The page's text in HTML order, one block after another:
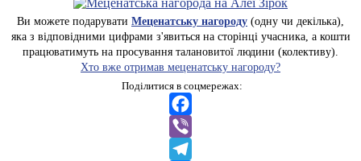
Ви можете подарувати Меценатську нагороду (одну чи декілька),
яка з відповідними цифрами з'явиться на сторінці учасника, а кошти
працюватимуть на просування талановитої людини (колективу).
Хто вже отримав меценатську нагороду?
Поділитися в соцмережах:
Facebook
Viber